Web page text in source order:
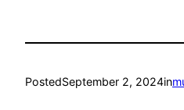
PostedSeptember 2, 2024in